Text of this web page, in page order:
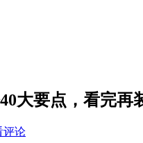
大要点，看完再
评论